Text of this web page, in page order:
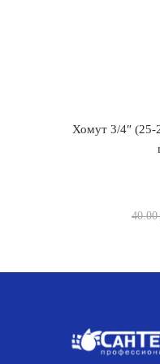
Хомут 3/4″ (25-
40.00